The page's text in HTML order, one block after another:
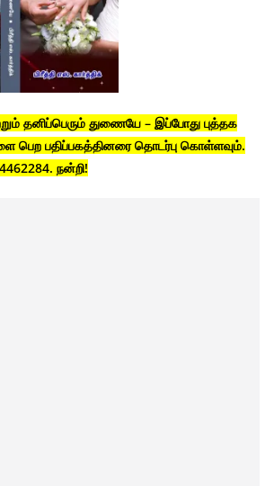
தனிப்பெரும் துணையே – இப்போது புத்தக
பெற பதிப்பகத்தினரை தொடர்பு கொள்ளவும்.
நன்றி!